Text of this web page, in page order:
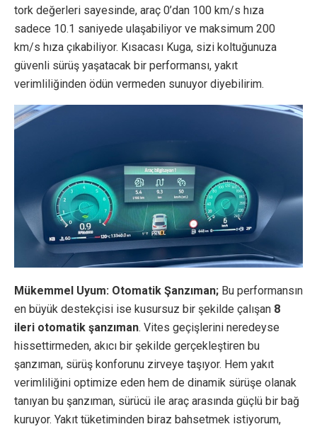
tork değerleri sayesinde, araç 0’dan 100 km/s hıza
sadece 10.1 saniyede ulaşabiliyor ve maksimum 200
km/s hıza çıkabiliyor. Kısacası Kuga, sizi koltuğunuza
güvenli sürüş yaşatacak bir performansı, yakıt
verimliliğinden ödün vermeden sunuyor diyebilirim.
Mükemmel Uyum: Otomatik Şanzıman; Bu performansın
en büyük destekçisi ise kusursuz bir şekilde çalışan 8
ileri otomatik şanzıman. Vites geçişlerini neredeyse
hissettirmeden, akıcı bir şekilde gerçekleştiren bu
şanzıman, sürüş konforunu zirveye taşıyor. Hem yakıt
verimliliğini optimize eden hem de dinamik sürüşe olanak
tanıyan bu şanzıman, sürücü ile araç arasında güçlü bir bağ
kuruyor. Yakıt tüketiminden biraz bahsetmek istiyorum,